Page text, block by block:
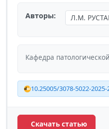
Авторы: Л.М.
Кафедра
10.25005/3078-5022-2025-
Скачать статью